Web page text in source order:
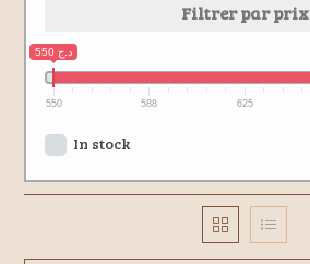
Filtrer par prix
550 د.ج
550 588 625
In stock